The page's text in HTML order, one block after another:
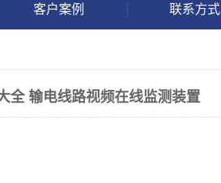
18938637190
客户案例 联系方式
全 输电线路视频在线监测装置